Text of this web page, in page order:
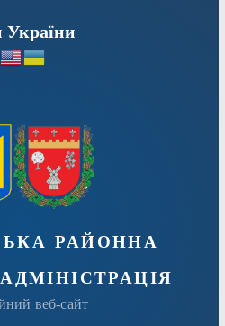
України
районна
веб-сайт